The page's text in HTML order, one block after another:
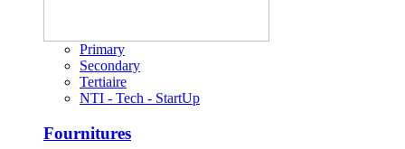
Primary
Secondary
Tertiaire
NTI - Tech - StartUp
Fournitures